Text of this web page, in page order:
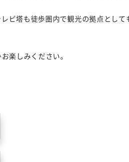
ビ塔も徒歩圏内で観光の拠点として
楽しみください。